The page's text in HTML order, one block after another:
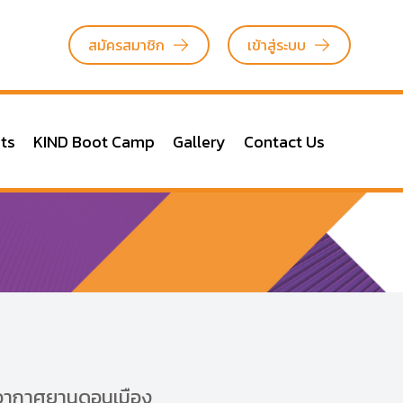
สมัครสมาชิก เข้าสู่ระบบ
KIND Boot Camp Gallery Contact Us